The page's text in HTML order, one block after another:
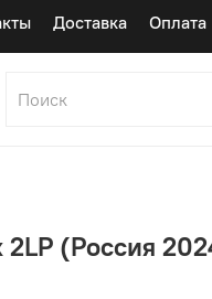
Доставка Оплата
(Россия